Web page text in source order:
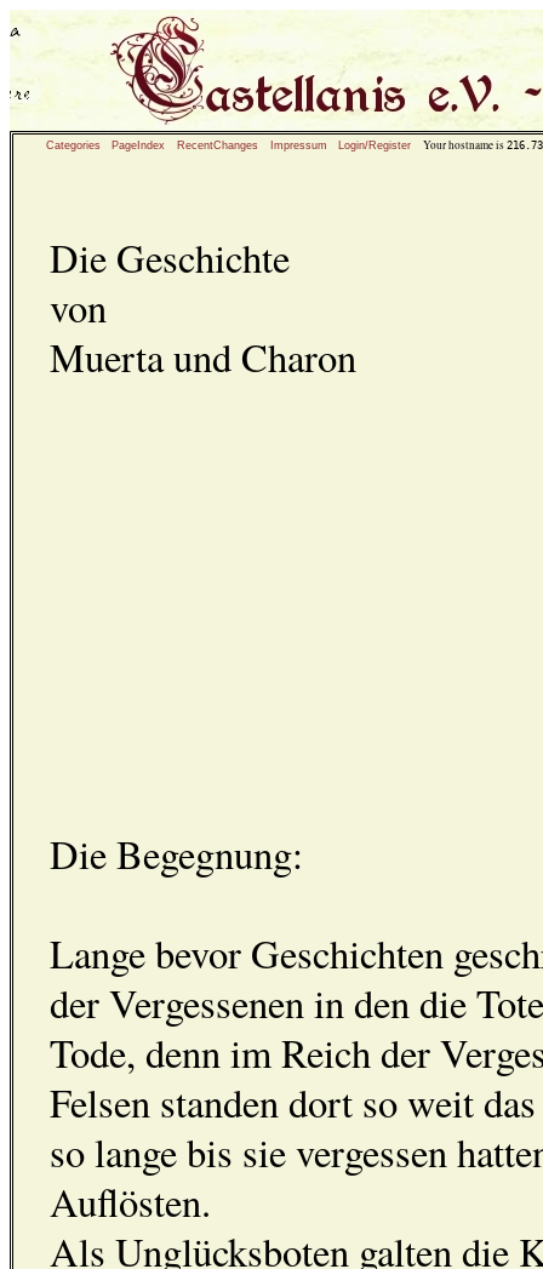
Categories PageIndex RecentChanges Impressum Login/Register Your hostname is
Die Geschichte
von
Muerta und Charon
Die Begegnung:
Lange bevor Geschichten
der Vergessenen in den die
Tode, denn im Reich der
Felsen standen dort so weit
so lange bis sie vergessen
Auflösten.
Als Unglücksboten galten die